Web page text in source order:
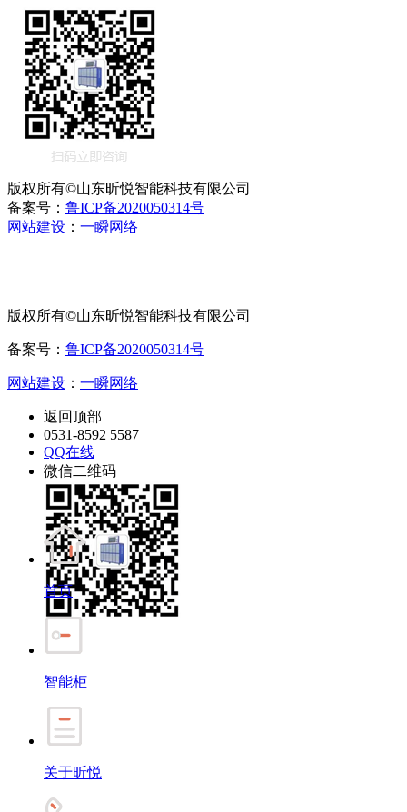
版权所有©山东昕悦智能科技有限公司
备案号： 鲁ICP备2020050314号
网站建设 ： 一瞬网络
版权所有©山东昕悦智能科技有限公司
备案号： 鲁ICP备2020050314号
网站建设 ： 一瞬网络
返回顶部
0531-8592 5587
QQ在线
微信二维码
首页
智能柜
关于昕悦